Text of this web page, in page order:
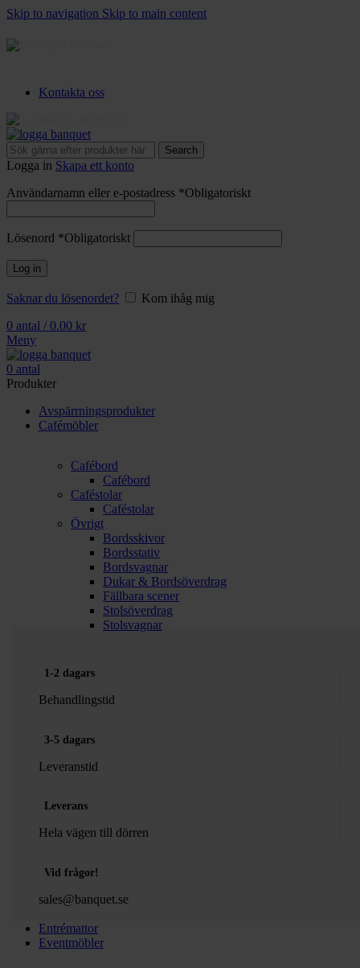
Skip to navigation Skip to main content
Kontakta oss
Search
Logga in Skapa ett konto
Användarnamn eller e-postadress *Obligatoriskt
Lösenord *Obligatoriskt
Log in
Saknar du lösenordet?
Kom ihåg mig
0 antal / 0.00 kr
Meny
0 antal
Produkter
Avspärrningsprodukter
Cafémöbler
Cafébord
Cafébord
Caféstolar
Caféstolar
Övrigt
Bordsskivor
Bordsstativ
Bordsvagnar
Dukar & Bordsöverdrag
Fällbara scener
Stolsöverdrag
Stolsvagnar
1-2 dagars
Behandlingstid
3-5 dagars
Leveranstid
Leverans
Hela vägen till dörren
Vid frågor!
sales@banquet.se
Entrémattor
Eventmöbler